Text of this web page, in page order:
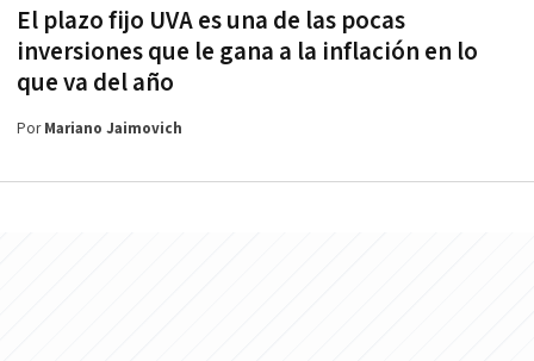
El plazo fijo UVA es una de las pocas
inversiones que le gana a la inflación en lo
que va del año
PorMariano Jaimovich